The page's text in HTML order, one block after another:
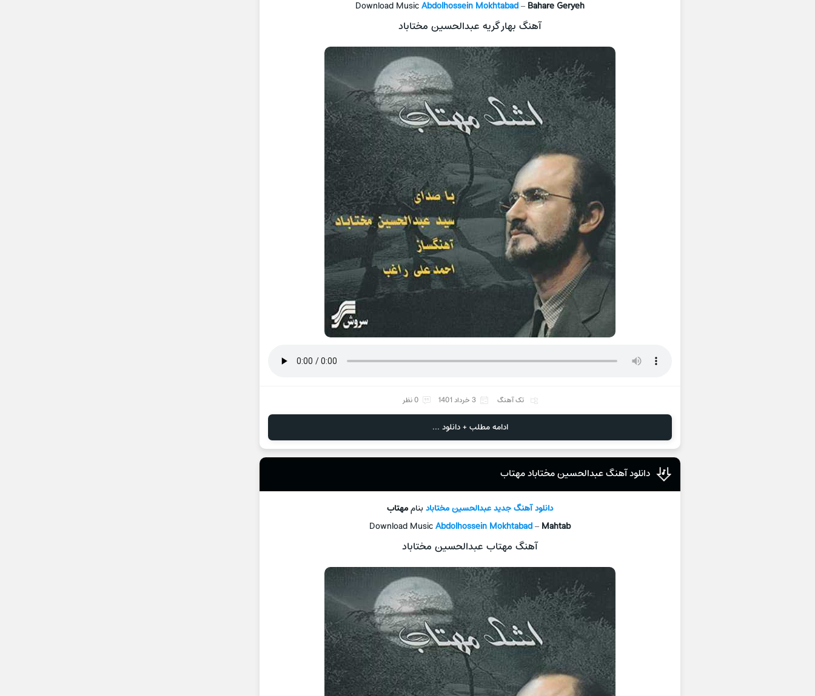
Download MusicAbdolhossein Mokhtabad– Bahare Geryeh
آهنگ بهار گریه عبدالحسین مختاباد
تک آهنگ 3 خرداد 1401 0 نظر
ادامه مطلب + دانلود ...
دانلود آهنگ عبدالحسین مختاباد مهتاب
دانلود آهنگ جدیدعبدالحسین مختابادبناممهتاب
Download MusicAbdolhossein Mokhtabad– Mahtab
آهنگ مهتاب عبدالحسین مختاباد